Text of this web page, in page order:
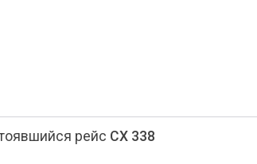
рейс CX 338